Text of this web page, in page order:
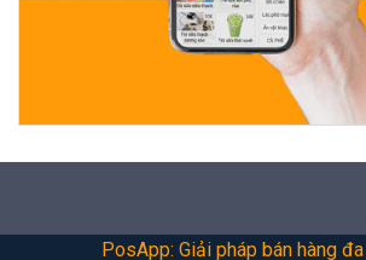
PosApp: Giải pháp bán hàng